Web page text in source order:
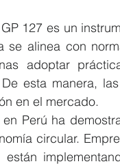
127 es un
se alinea con
adoptar
esta manera,
en el mercado.
Perú ha
circular.
están